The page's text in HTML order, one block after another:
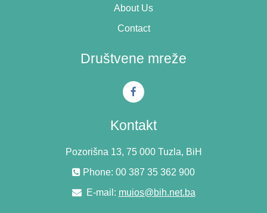
About Us
Contact
Društvene mreže
Kontakt
Pozorišna 13, 75 000 Tuzla, BiH
Phone: 00 387 35 362 900
E-mail: muios@bih.net.ba